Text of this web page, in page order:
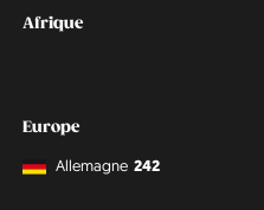
Afrique
Europe
Allemagne 242